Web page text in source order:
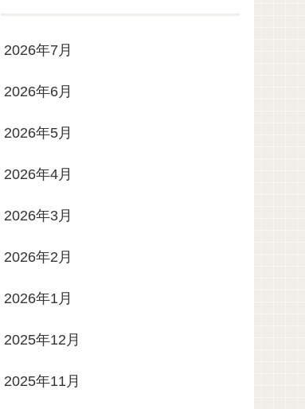
2026年7月
2026年6月
2026年5月
2026年4月
2026年3月
2026年2月
2026年1月
2025年12月
2025年11月